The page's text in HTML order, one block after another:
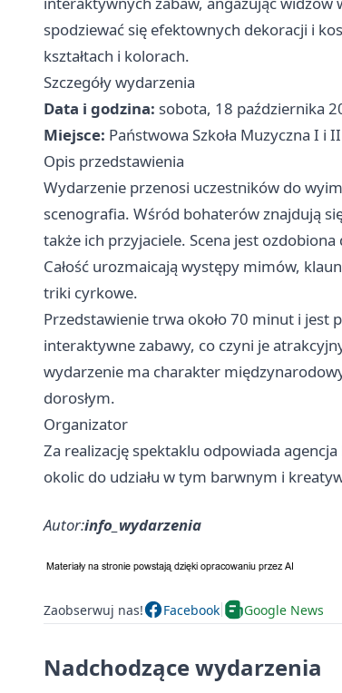
spodziewać się efektownych dekoracji i
kształtach i kolorach.
Szczegóły wydarzenia
Data i godzina: sobota, 18 października
Miejsce: Państwowa Szkoła Muzyczna I i
Opis przedstawienia
Wydarzenie przenosi uczestników do
scenografia. Wśród bohaterów znajdują
także ich przyjaciele. Scena jest
Całość urozmaicają występy mimów,
triki cyrkowe.
Przedstawienie trwa około 70 minut i jest
interaktywne zabawy, co czyni je
wydarzenie ma charakter
dorosłym.
Organizator
Za realizację spektaklu odpowiada
okolic do udziału w tym barwnym i
Autor:info_wydarzenia
Zaobserwuj nas! Facebook Google News
Nadchodzące wydarzenia